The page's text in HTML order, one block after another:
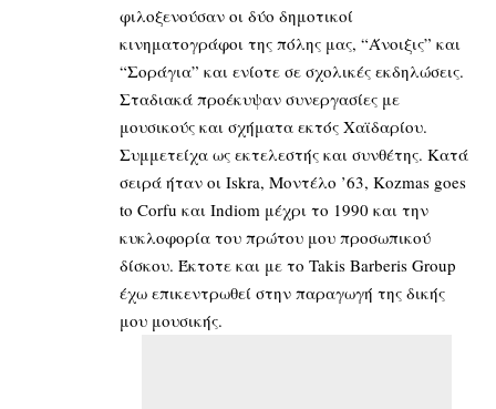
φιλοξενούσαν οι δύο δημοτικοί
κινηματογράφοι της πόλης μας, “Άνοιξις” και
“Σοράγια” και ενίοτε σε σχολικές εκδηλώσεις.
Σταδιακά προέκυψαν συνεργασίες με
μουσικούς και σχήματα εκτός Χαϊδαρίου.
Συμμετείχα ως εκτελεστής και συνθέτης. Κατά
σειρά ήταν οι Iskra, Μοντέλο ’63, Kozmas goes
to Corfu και Indiom μέχρι το 1990 και την
κυκλοφορία του πρώτου μου προσωπικού
δίσκου. Έκτοτε και με το Takis Barberis Group
έχω επικεντρωθεί στην παραγωγή της δικής
μου μουσικής.